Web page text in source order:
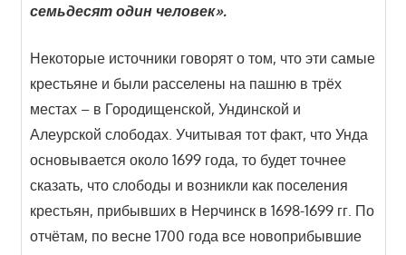
семьдесят один человек».
Некоторые источники говорят о том, что эти самые
крестьяне и были расселены на пашню в трёх
местах – в Городищенской, Ундинской и
Алеурской слободах. Учитывая тот факт, что Унда
основывается около 1699 года, то будет точнее
сказать, что слободы и возникли как поселения
крестьян, прибывших в Нерчинск в 1698-1699 гг. По
отчётам, по весне 1700 года все новоприбывшие